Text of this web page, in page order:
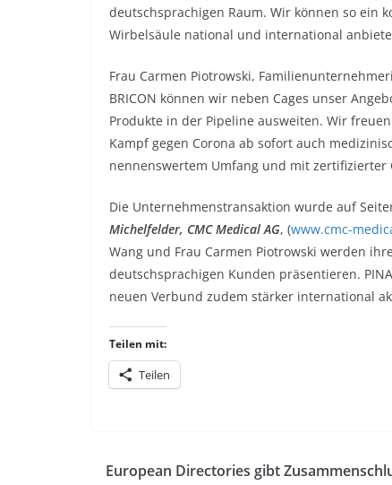
deutschsprachigen Raum. Wir können so ein
Wirbelsäule national und international
Frau Carmen Piotrowski,
BRICON können wir neben Cages unser
Produkte in der Pipeline ausweiten. Wir
Kampf gegen Corona ab sofort auch
nennenswertem Umfang und mit zertifizierter
Die Unternehmenstransaktion wurde auf
Michelfelder, CMC Medical AG, (www.cmc-
Wang und Frau Carmen Piotrowski werden
deutschsprachigen Kunden präsentieren.
neuen Verbund zudem stärker international
Teilen mit:
Teilen
European Directories gibt